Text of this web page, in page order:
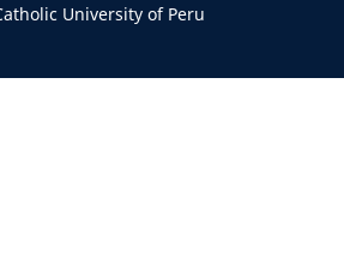
University of Peru